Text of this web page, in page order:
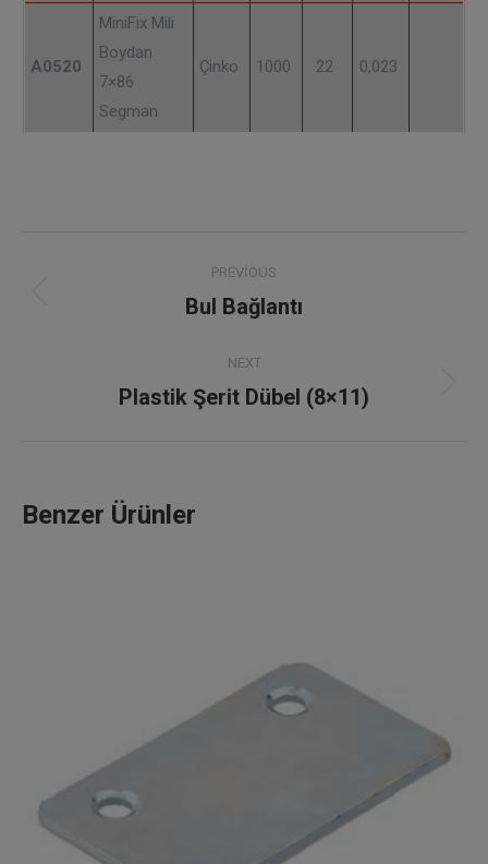
A0520
MiniFix Mili
Boydan
7×86
Segman
Çinko 1000 22 0,023
navigation
PREVIOUS
Previous
Bul Bağlantı
NEXT
Next
Plastik Şerit Dübel (8×11)
Benzer Ürünler